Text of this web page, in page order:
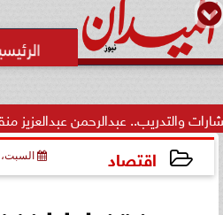
عبدالرحمن عبدالعزيز منقل يتوج...
اقتصاد السبت، 20 يناير 2024